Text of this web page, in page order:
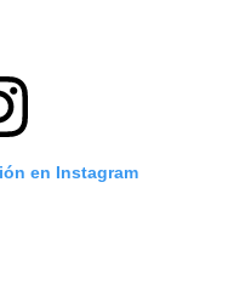
en Instagram